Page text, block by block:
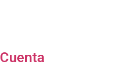
Cuenta